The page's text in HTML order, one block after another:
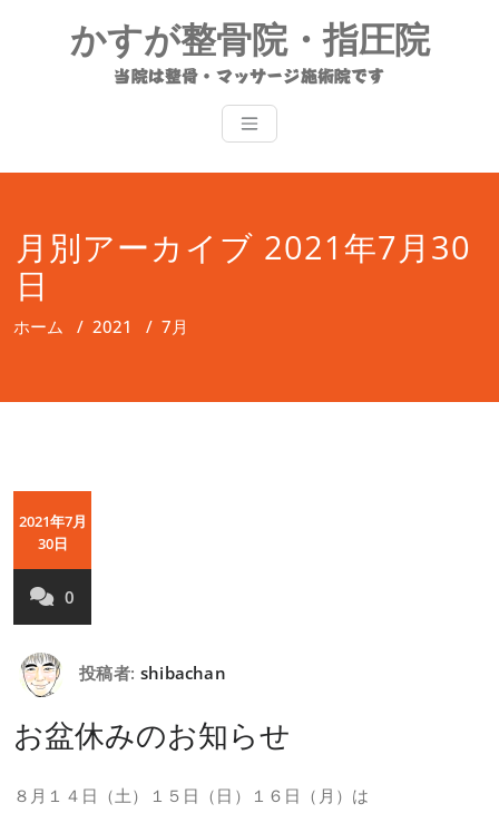
ス
かすが整骨院・指圧院
当院は整骨・マッサージ施術院です
月別アーカイブ 2021年7月30
日
ホーム / 2021 / 7月
2021年7月
30日
0
投稿者: shibachan
お盆休みのお知らせ
８月１４日（土）１５日（日）１６日（月）は